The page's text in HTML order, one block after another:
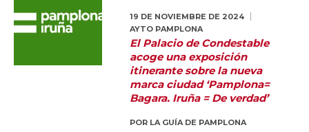
19 DE NOVIEMBRE DE 2024
AYTO PAMPLONA
El Palacio de Condestable
acoge una exposición
itinerante sobre la nueva
marca ciudad ‘Pamplona=
Bagara. Iruña = De verdad’
POR LA GUÍA DE PAMPLONA